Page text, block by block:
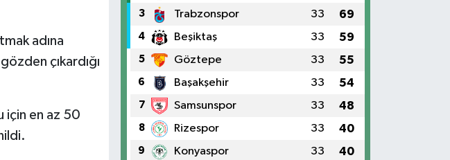
adına
çıkardığı
için en az 50
3 Trabzonspor 33 69
4 Beşiktaş 33 59
5 Göztepe 33 55
6 Başakşehir 33 54
7 Samsunspor 33 48
8 Rizespor 33 40
9 Konyaspor 33 40